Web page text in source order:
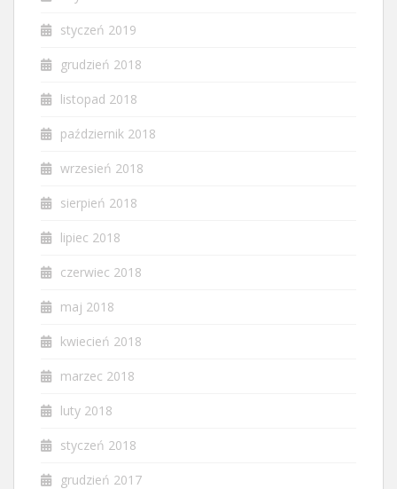
styczeń 2019
grudzień 2018
listopad 2018
październik 2018
wrzesień 2018
sierpień 2018
lipiec 2018
czerwiec 2018
maj 2018
kwiecień 2018
marzec 2018
luty 2018
styczeń 2018
grudzień 2017